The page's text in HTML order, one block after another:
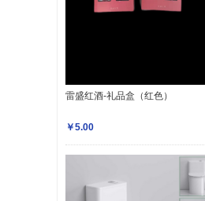
雷盛红酒-礼品盒（红色）
￥5.00